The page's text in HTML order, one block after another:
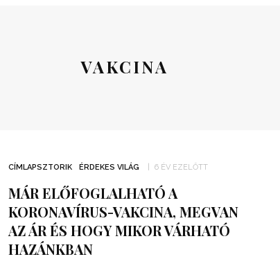
VAKCINA
CÍMLAPSZTORIK ÉRDEKES VILÁG 6 ÉV EZELŐTT
MÁR ELŐFOGLALHATÓ A
KORONAVÍRUS-VAKCINA, MEGVAN
AZ ÁR ÉS HOGY MIKOR VÁRHATÓ
HAZÁNKBAN